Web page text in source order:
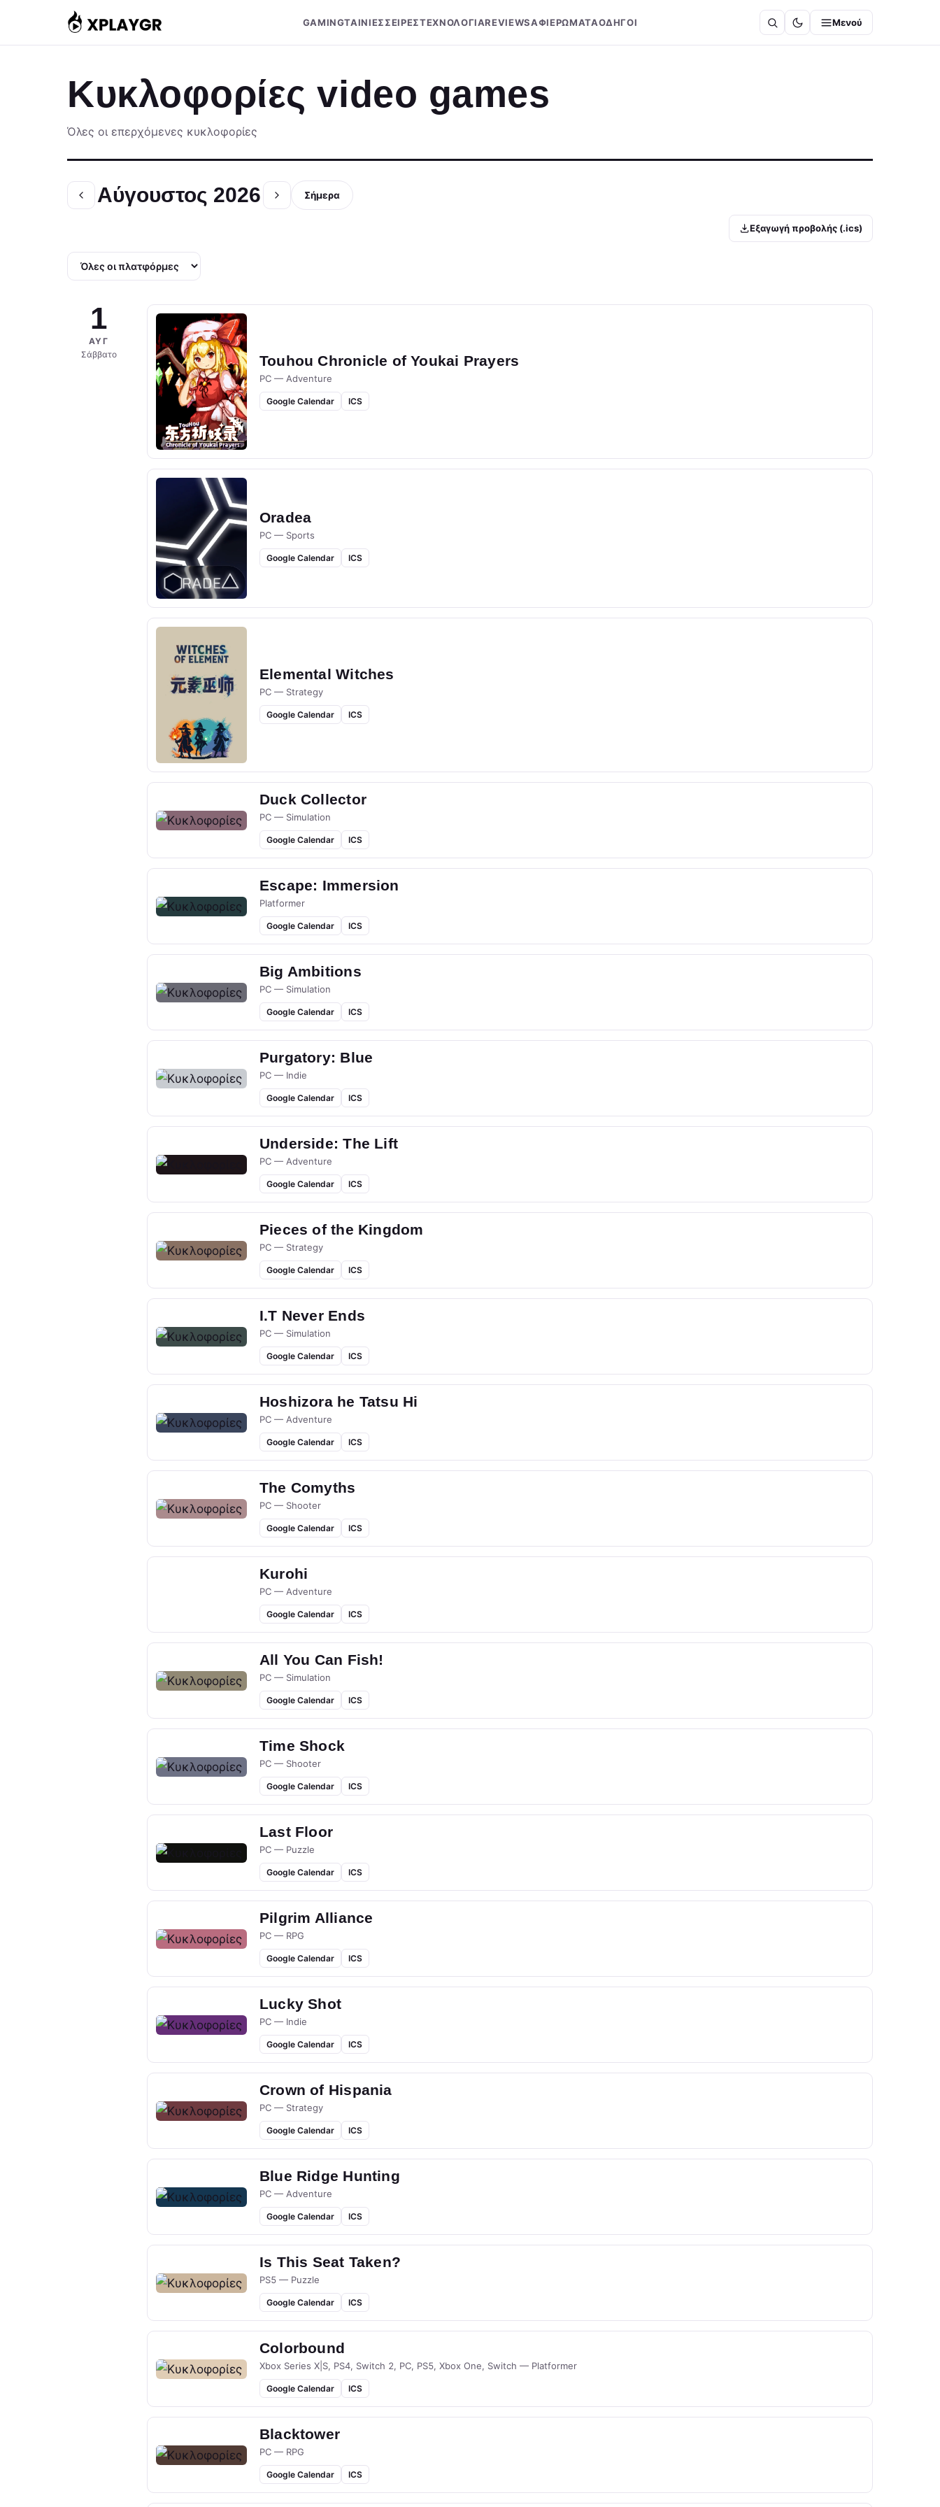
περιεχόμενο
GAMINGΤΑΙΝΙΕΣΣΕΙΡΕΣΤΕΧΝΟΛΟΓΙΑREVIEWSΑΦΙΕΡΩΜΑΤΑΟΔΗΓΟΙ Μενού
Κυκλοφορίες video games
Όλες οι επερχόμενες κυκλοφορίες
Αύγουστος 2026 Σήμερα
Εξαγωγή προβολής (.ics)
1
ΑΥΓ
Σάββατο
Touhou Chronicle of Youkai Prayers
PC — Adventure
Google Calendar ICS
Oradea
PC — Sports
Google Calendar ICS
Elemental Witches
PC — Strategy
Google Calendar ICS
Duck Collector
PC — Simulation
Google Calendar ICS
Escape: Immersion
Platformer
Google Calendar ICS
Big Ambitions
PC — Simulation
Google Calendar ICS
Purgatory: Blue
PC — Indie
Google Calendar ICS
Underside: The Lift
PC — Adventure
Google Calendar ICS
Pieces of the Kingdom
PC — Strategy
Google Calendar ICS
I.T Never Ends
PC — Simulation
Google Calendar ICS
Hoshizora he Tatsu Hi
PC — Adventure
Google Calendar ICS
The Comyths
PC — Shooter
Google Calendar ICS
Kurohi
PC — Adventure
Google Calendar ICS
All You Can Fish!
PC — Simulation
Google Calendar ICS
Time Shock
PC — Shooter
Google Calendar ICS
Last Floor
PC — Puzzle
Google Calendar ICS
Pilgrim Alliance
PC — RPG
Google Calendar ICS
Lucky Shot
PC — Indie
Google Calendar ICS
Crown of Hispania
PC — Strategy
Google Calendar ICS
Blue Ridge Hunting
PC — Adventure
Google Calendar ICS
Is This Seat Taken?
PS5 — Puzzle
Google Calendar ICS
Colorbound
Xbox Series X|S, PS4, Switch 2, PC, PS5, Xbox One, Switch — Platformer
Google Calendar ICS
Blacktower
PC — RPG
Google Calendar ICS